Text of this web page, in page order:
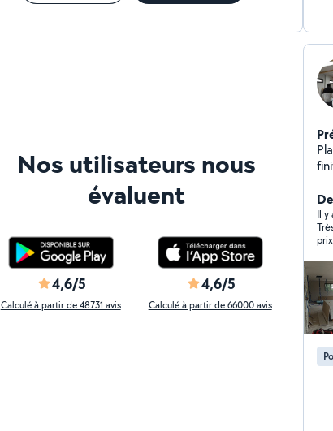
Nos utilisateurs nous
évaluent
4,6/5
Calculé à partir de 48731 avis
4,6/5
Calculé à partir de 66000 avis
chantiers .
Il y